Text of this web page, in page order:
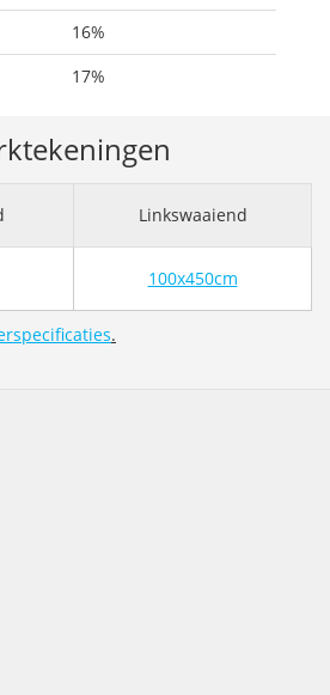
16%
17%
Linkswaaiend
100x450cm
.